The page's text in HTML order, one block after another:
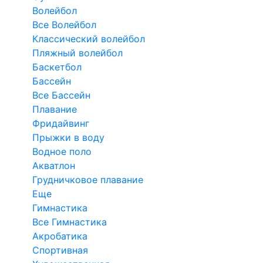
Волейбол
Все Волейбол
Классический волейбол
Пляжный волейбол
Баскетбол
Бассейн
Все Бассейн
Плавание
Фридайвинг
Прыжки в воду
Водное поло
Акватлон
Грудничковое плавание
Еще
Гимнастика
Все Гимнастика
Акробатика
Спортивная